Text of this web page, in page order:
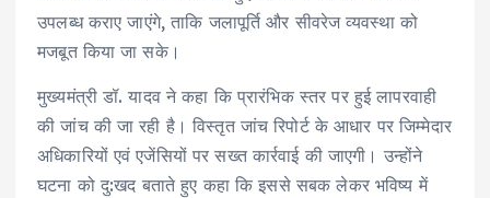
उपलब्ध कराए जाएंगे, ताकि जलापूर्ति और सीवरेज व्यवस्था को
मजबूत किया जा सके।
मुख्यमंत्री डॉ. यादव ने कहा कि प्रारंभिक स्तर पर हुई लापरवाही
की जांच की जा रही है। विस्तृत जांच रिपोर्ट के आधार पर जिम्मेदार
अधिकारियों एवं एजेंसियों पर सख्त कार्रवाई की जाएगी। उन्होंने
घटना को दु:खद बताते हुए कहा कि इससे सबक लेकर भविष्य में